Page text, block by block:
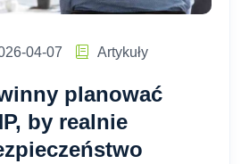
04-07 Artykuły
planować
by realnie